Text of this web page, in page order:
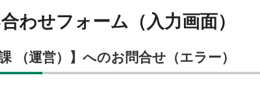
わせフォーム（入力画面）
（運営）】へのお問合せ（エラー）